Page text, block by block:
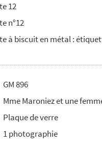
12
n°12
à biscuit en métal :
GM 896
Mme Maroniez et une
Plaque de verre
1 photographie